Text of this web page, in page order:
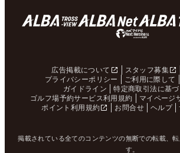
広告掲載について スタッフ募集
プライバシーポリシー
ご利用に際して
ガイドライン
特定商取引法に基
ゴルフ場予約サービス利用規約
マイページ
ポイント利用規約
お問合せ ヘルプ
掲載されている全てのコンテンツの無断での転載、
す。